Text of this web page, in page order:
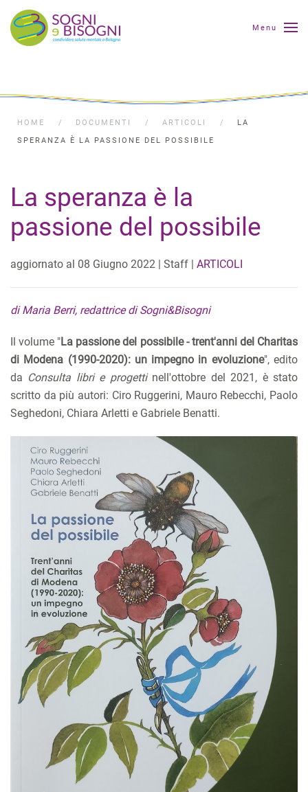
Menu
HOME DOCUMENTI ARTICOLI
LA
SPERANZA È LA PASSIONE DEL POSSIBILE
La speranza è la
passione del possibile
aggiornato al 08 Giugno 2022 | Staff | ARTICOLI
di Maria Berri, redattrice di Sogni&Bisogni
Il volume "La passione del possibile - trent'anni del Charitas
di Modena (1990-2020): un impegno in evoluzione", edito
da Consulta libri e progettinell'ottobre del 2021, è stato
scritto da più autori: Ciro Ruggerini, Mauro Rebecchi, Paolo
Seghedoni, Chiara Arletti e Gabriele Benatti.